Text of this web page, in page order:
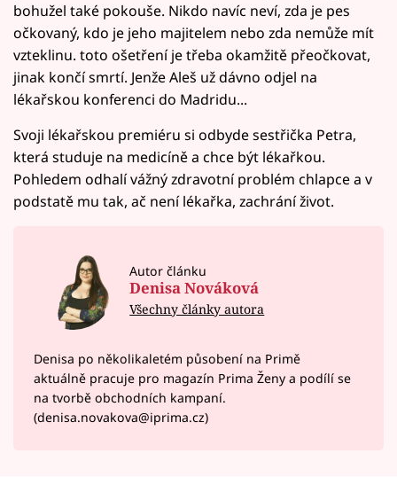
bohužel také pokouše. Nikdo navíc neví, zda je pes
očkovaný, kdo je jeho majitelem nebo zda nemůže mít
vzteklinu. toto ošetření je třeba okamžitě přeočkovat,
jinak končí smrtí. Jenže Aleš už dávno odjel na
lékařskou konferenci do Madridu...
Svoji lékařskou premiéru si odbyde sestřička Petra,
která studuje na medicíně a chce být lékařkou.
Pohledem odhalí vážný zdravotní problém chlapce a v
podstatě mu tak, ač není lékařka, zachrání život.
Autor článku
Denisa Nováková
Všechny články autora
Denisa po několikaletém působení na Primě
aktuálně pracuje pro magazín Prima Ženy a podílí se
na tvorbě obchodních kampaní.
(denisa.novakova@iprima.cz)